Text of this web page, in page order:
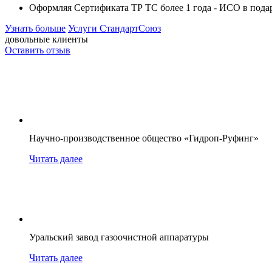
Оформляя Сертификата ТР ТС более 1 года - ИСО в
Узнать больше Услуги СтандартСоюз
довольные клиенты
Оставить отзыв
Научно-производственное общество «Гидроп-Руфинг»
Читать далее
Уральский завод газоочистной аппаратуры
Читать далее